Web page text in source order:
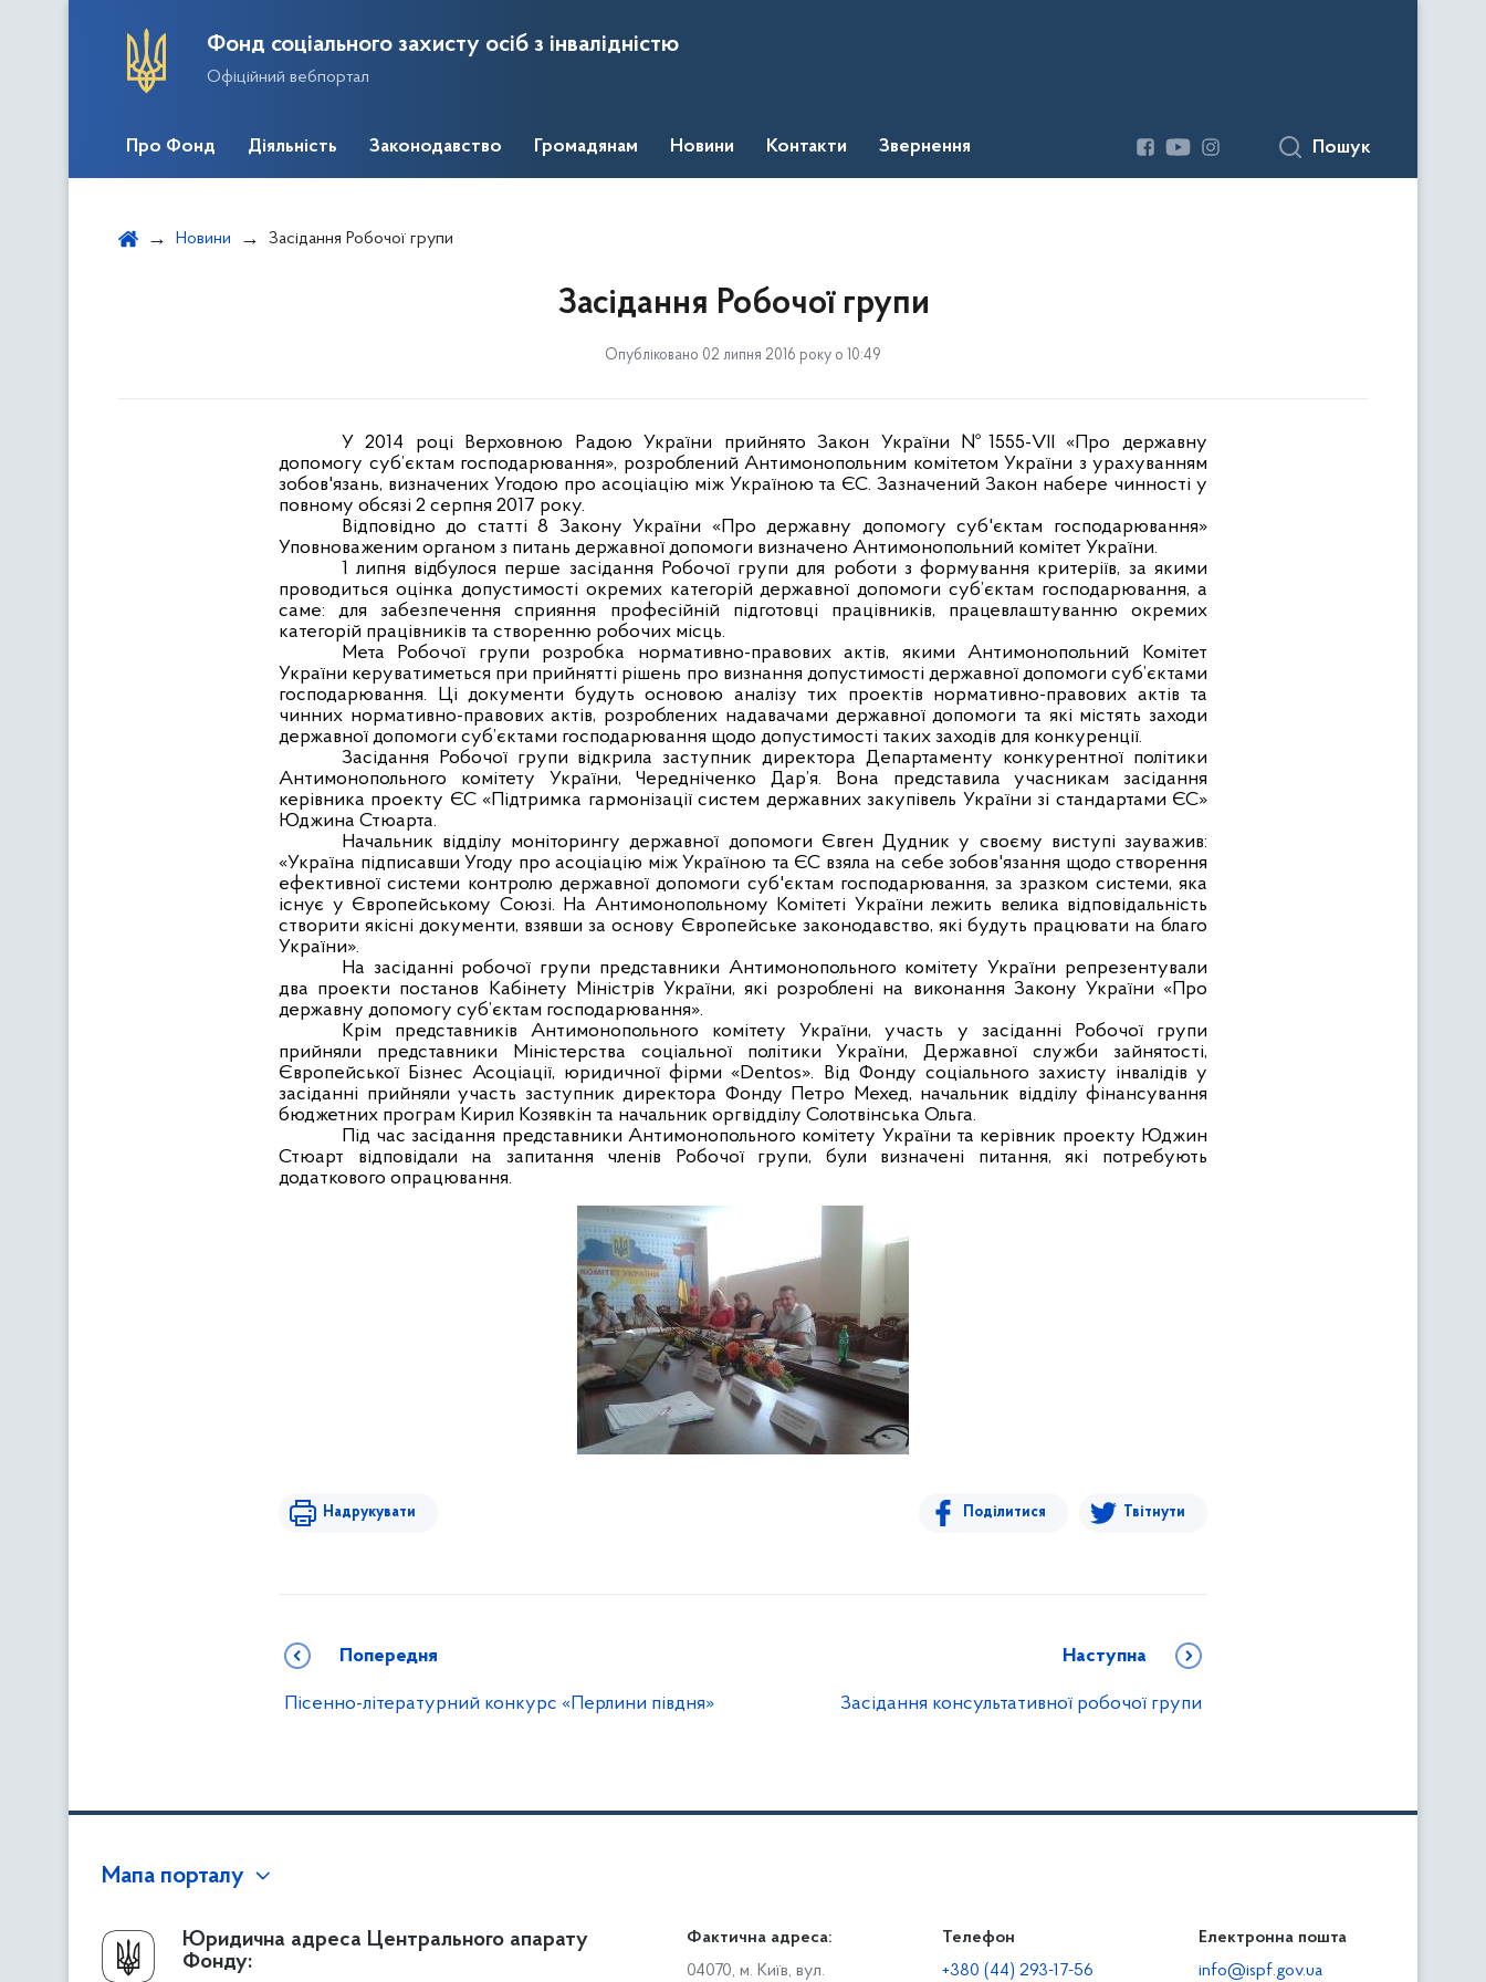
Фонд соціального захисту осіб з інвалідністю
Офіційний вебпортал
Про Фонд Діяльність Законодавство Громадянам Новини Контакти Звернення Пошук
Новини Засідання Робочої групи
Засідання Робочої групи
Опубліковано 02 липня 2016 року о 10:49
У 2014 році Верховною Радою України прийнято Закон України №1555-VII «Про державну
допомогу суб’єктам господарювання», розроблений Антимонопольним комітетом України з урахуванням
зобов'язань, визначених Угодою про асоціацію між Україною та ЄС. Зазначений Закон набере чинності у
повному обсязі 2 серпня 2017 року.
Відповідно до статті 8 Закону України «Про державну допомогу суб'єктам господарювання»
Уповноваженим органом з питань державної допомоги визначено Антимонопольний комітет України.
1 липня відбулося перше засідання Робочої групи для роботи з формування критеріїв, за якими
проводиться оцінка допустимості окремих категорій державної допомоги суб’єктам господарювання, а
саме: для забезпечення сприяння професійній підготовці працівників, працевлаштуванню окремих
категорій працівників та створенню робочих місць.
Мета Робочої групи розробка нормативно-правових актів, якими Антимонопольний Комітет
України керуватиметься при прийнятті рішень про визнання допустимості державної допомоги суб’єктами
господарювання. Ці документи будуть основою аналізу тих проектів нормативно-правових актів та
чинних нормативно-правових актів, розроблених надавачами державної допомоги та які містять заходи
державної допомоги суб’єктами господарювання щодо допустимості таких заходів для конкуренції.
Засідання Робочої групи відкрила заступник директора Департаменту конкурентної політики
Антимонопольного комітету України, Чередніченко Дар’я. Вона представила учасникам засідання
керівника проекту ЄС «Підтримка гармонізації систем державних закупівель України зі стандартами ЄС»
Юджина Стюарта.
Начальник відділу моніторингу державної допомоги Євген Дудник у своєму виступі зауважив:
«Україна підписавши Угоду про асоціацію між Україною та ЄС взяла на себе зобов'язання щодо створення
ефективної системи контролю державної допомоги суб'єктам господарювання, за зразком системи, яка
існує у Європейському Союзі. На Антимонопольному Комітеті України лежить велика відповідальність
створити якісні документи, взявши за основу Європейське законодавство, які будуть працювати на благо
України».
На засіданні робочої групи представники Антимонопольного комітету України репрезентували
два проекти постанов Кабінету Міністрів України, які розроблені на виконання Закону України «Про
державну допомогу суб’єктам господарювання».
Крім представників Антимонопольного комітету України, участь у засіданні Робочої групи
прийняли представники Міністерства соціальної політики України, Державної служби зайнятості,
Європейської Бізнес Асоціації, юридичної фірми «Dentos». Від Фонду соціального захисту інвалідів у
засіданні прийняли участь заступник директора Фонду Петро Мехед, начальник відділу фінансування
бюджетних програм Кирил Козявкін та начальник оргвідділу Солотвінська Ольга.
Під час засідання представники Антимонопольного комітету України та керівник проекту Юджин
Стюарт відповідали на запитання членів Робочої групи, були визначені питання, які потребують
додаткового опрацювання.
Надрукувати Поділитися Твітнути
Попередня
Пісенно-літературний конкурс «Перлини півдня»
Наступна
Засідання консультативної робочої групи
Мапа порталу
Про Фонд
Керівництво
Громадянам
Доступ до публічної інформації
Діяльність
Роботодавцям
Юридична адреса Центрального апарату
Фонду:
Фактична адреса:
04070, м. Київ, вул.
Телефон
+380 (44) 293-17-56
Електронна пошта
info@ispf.gov.ua